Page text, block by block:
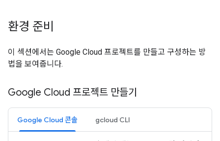
환경 준비
이 섹션에서는 Google Cloud 프로젝트를 만들고 구성하는 방
법을 보여줍니다.
Google Cloud 프로젝트 만들기
Google Cloud 콘솔 gcloud CLI